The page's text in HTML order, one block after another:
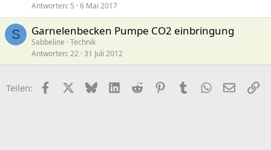
Antworten 5 6 Mai 2017
S Garnelenbecken Pumpe CO2 einbringung
Sabbeline Technik
Antworten 22 31 Juli 2012
Teilen: FacebookX (Twitter)
BlueskyLinkedIn
Reddit PinterestTumblr WhatsApp
E-Mail